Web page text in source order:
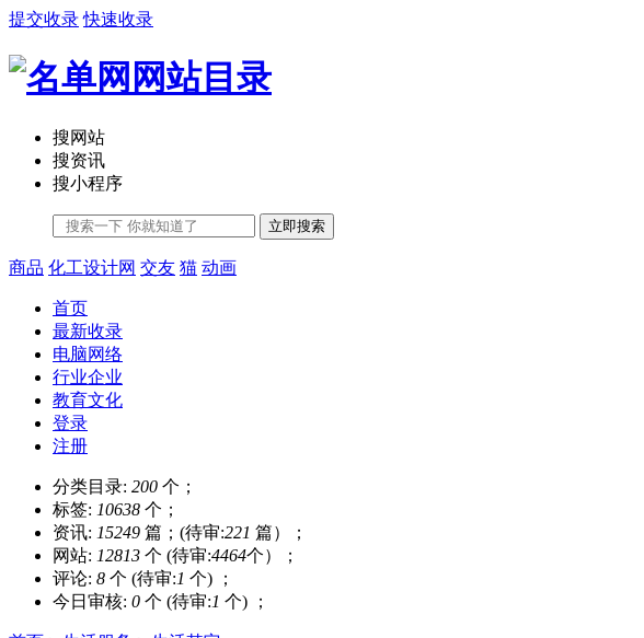
提交收录 快速收录
搜网站
搜资讯
搜小程序
立即搜索
商品 化工设计网 交友 猫 动画
首页
最新收录
电脑网络
行业企业
教育文化
登录
注册
分类目录: 200 个；
标签: 10638 个；
资讯: 15249 篇；(待审:221 篇）；
网站: 12813 个 (待审:4464个）；
评论: 8 个 (待审:1 个) ；
今日审核: 0 个 (待审:1 个) ；